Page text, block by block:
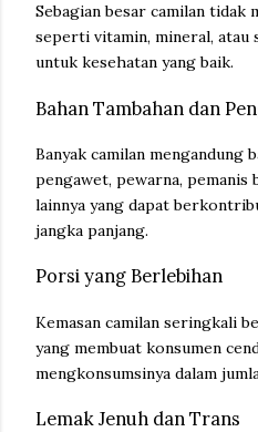
Sebagian besar camilan tidak
seperti vitamin, mineral, atau
untuk kesehatan yang baik.
Bahan Tambahan dan
Banyak camilan mengandung
pengawet, pewarna, pemanis
lainnya yang dapat
jangka panjang.
Porsi yang Berlebihan
Kemasan camilan seringkali
yang membuat konsumen
mengkonsumsinya dalam
Lemak Jenuh dan Trans